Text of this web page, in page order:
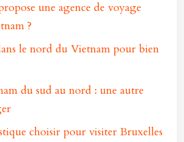
une agence de voyage
?
le nord du Vietnam pour bien
du sud au nord : une autre
choisir pour visiter Bruxelles